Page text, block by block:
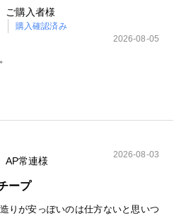
ご購入者様
購入確認済み
2026-08-05
AP常連様
2026-08-03
ープ
りが安っぽいのは仕方ないと思いつ